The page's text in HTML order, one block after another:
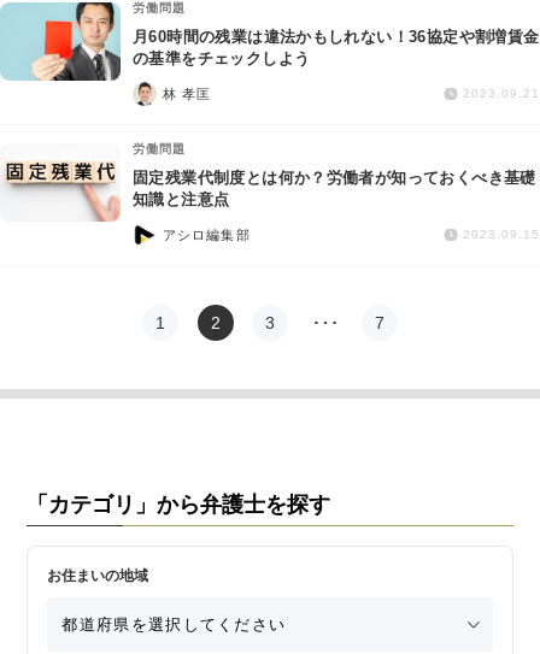
労働問題
月60時間の残業は違法かもしれない！36協定や割増賃金
の基準をチェックしよう
林 孝匡 2023.09.21
労働問題
固定残業代制度とは何か？労働者が知っておくべき基礎
知識と注意点
アシロ編集部 2023.09.15
1 2 3 … 7
「カテゴリ」から弁護士を探す
お住まいの地域